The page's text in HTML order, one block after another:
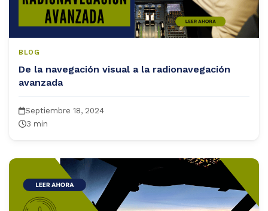
BLOG
De la navegación visual a la radionavegación
avanzada
Septiembre 18, 2024
3 min